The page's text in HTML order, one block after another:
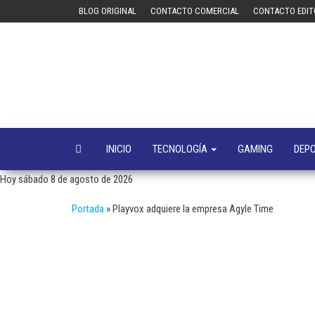
BLOG ORIGINAL CONTACTO COMERCIAL CONTACTO
INICIO TECNOLOGÍA GAMING
Hoy sábado 8 de agosto de 2026
Portada »Playvox adquiere la empresa Agyle Time